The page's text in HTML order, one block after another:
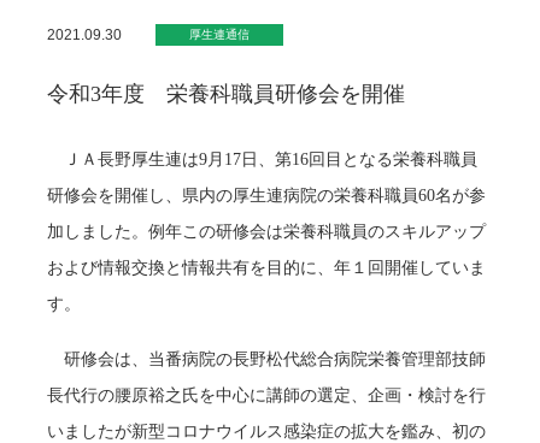
2021.09.30 厚生連通信
令和3年度 栄養科職員研修会を開催
ＪＡ長野厚生連は9月17日、第16回目となる栄養科職員
研修会を開催し、県内の厚生連病院の栄養科職員60名が参
加しました。例年この研修会は栄養科職員のスキルアップ
および情報交換と情報共有を目的に、年１回開催していま
す。
研修会は、当番病院の長野松代総合病院栄養管理部技師
長代行の腰原裕之氏を中心に講師の選定、企画・検討を行
いましたが新型コロナウイルス感染症の拡大を鑑み、初の